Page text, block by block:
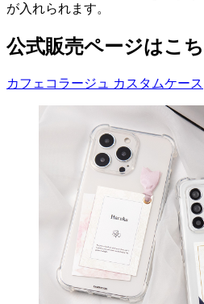
が入れられます。
公式販売ページはこ
カフェコラージュ カスタムケース